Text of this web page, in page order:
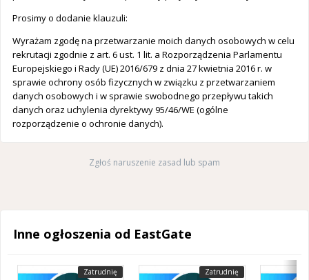
Prosimy o dodanie klauzuli:
Wyrażam zgodę na przetwarzanie moich danych osobowych w celu
rekrutacji zgodnie z art. 6 ust. 1 lit. a Rozporządzenia Parlamentu
Europejskiego i Rady (UE) 2016/679 z dnia 27 kwietnia 2016 r. w
sprawie ochrony osób fizycznych w związku z przetwarzaniem
danych osobowych i w sprawie swobodnego przepływu takich
danych oraz uchylenia dyrektywy 95/46/WE (ogólne
rozporządzenie o ochronie danych).
Zgłoś naruszenie zasad lub spam
Inne ogłoszenia od EastGate
Zatrudnię Zatrudnię